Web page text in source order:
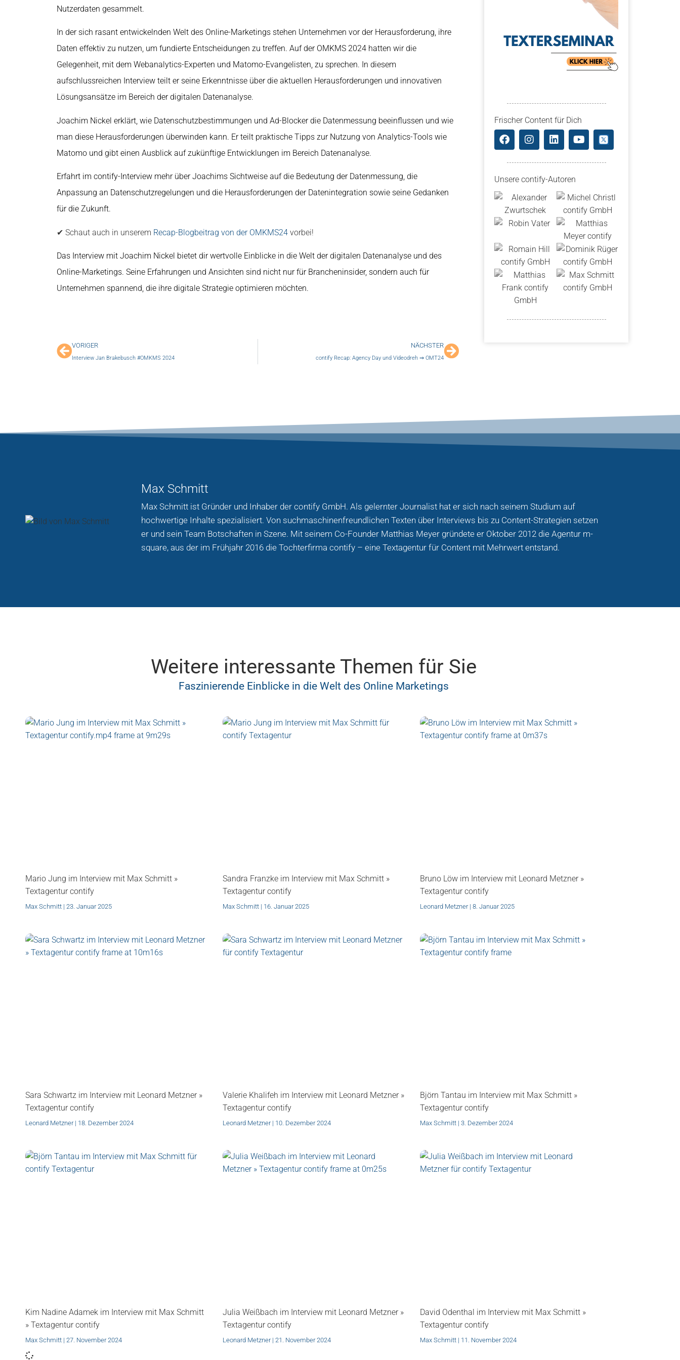
Nutzerdaten gesammelt.
In der sich rasant entwickelnden Welt des Online-Marketings stehen Unternehmen vor der Herausforderung, ihre
Daten effektiv zu nutzen, um fundierte Entscheidungen zu treffen. Auf der OMKMS 2024 hatten wir die
Gelegenheit, mit dem Webanalytics-Experten und Matomo-Evangelisten, zu sprechen. In diesem
aufschlussreichen Interview teilt er seine Erkenntnisse über die aktuellen Herausforderungen und innovativen
Lösungsansätze im Bereich der digitalen Datenanalyse.
Joachim Nickel erklärt, wie Datenschutzbestimmungen und Ad-Blocker die Datenmessung beeinflussen und wie
man diese Herausforderungen überwinden kann. Er teilt praktische Tipps zur Nutzung von Analytics-Tools wie
Matomo und gibt einen Ausblick auf zukünftige Entwicklungen im Bereich Datenanalyse.
Erfahrt im contify-Interview mehr über Joachims Sichtweise auf die Bedeutung der Datenmessung, die
Anpassung an Datenschutzregelungen und die Herausforderungen der Datenintegration sowie seine Gedanken
für die Zukunft.
✔ Schaut auch in unserem Recap-Blogbeitrag von der OMKMS24 vorbei!
Das Interview mit Joachim Nickel bietet dir wertvolle Einblicke in die Welt der digitalen Datenanalyse und des
Online-Marketings. Seine Erfahrungen und Ansichten sind nicht nur für Brancheninsider, sondern auch für
Unternehmen spannend, die ihre digitale Strategie optimieren möchten.
VORIGER
Interview Jan Brakebusch #OMKMS 2024
NÄCHSTER
contify Recap: Agency Day und Videodreh ⇒ OMT24
Frischer Content für Dich
Unsere contify-Autoren
Max Schmitt
Max Schmitt ist Gründer und Inhaber der contify GmbH. Als gelernter Journalist hat er sich nach seinem Studium auf
hochwertige Inhalte spezialisiert. Von suchmaschinenfreundlichen Texten über Interviews bis zu Content-Strategien setzen
er und sein Team Botschaften in Szene. Mit seinem Co-Founder Matthias Meyer gründete er Oktober 2012 die Agentur m-
square, aus der im Frühjahr 2016 die Tochterfirma contify – eine Textagentur für Content mit Mehrwert entstand.
Weitere interessante Themen für Sie
Faszinierende Einblicke in die Welt des Online Marketings
Mario Jung im Interview mit Max Schmitt »
Textagentur contify
Max Schmitt 23. Januar 2025
Sandra Franzke im Interview mit Max Schmitt »
Textagentur contify
Max Schmitt 16. Januar 2025
Bruno Löw im Interview mit Leonard Metzner »
Textagentur contify
Leonard Metzner 8. Januar 2025
Sara Schwartz im Interview mit Leonard Metzner »
Textagentur contify
Leonard Metzner 18. Dezember 2024
Valerie Khalifeh im Interview mit Leonard Metzner »
Textagentur contify
Leonard Metzner 10. Dezember 2024
Björn Tantau im Interview mit Max Schmitt »
Textagentur contify
Max Schmitt 3. Dezember 2024
Kim Nadine Adamek im Interview mit Max Schmitt
» Textagentur contify
Max Schmitt 27. November 2024
Julia Weißbach im Interview mit Leonard Metzner »
Textagentur contify
Leonard Metzner 21. November 2024
David Odenthal im Interview mit Max Schmitt »
Textagentur contify
Max Schmitt 11. November 2024